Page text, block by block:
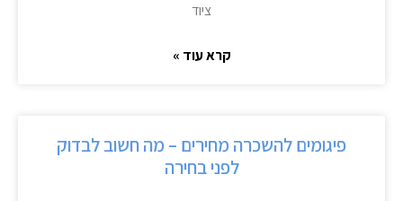
ציוד
קרא עוד »
פיגומים להשכרה מחירים – מה חשוב לבדוק
לפני בחירה